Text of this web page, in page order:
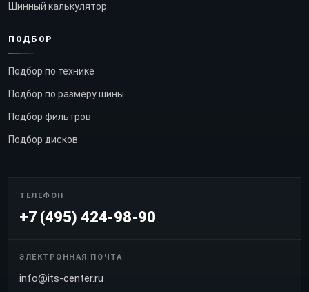
Шинный калькулятор
ПОДБОР
Подбор по технике
Подбор по размеру шины
Подбор фильтров
Подбор дисков
ТЕЛЕФОН
+7 (495) 424-98-90
ЭЛЕКТРОННАЯ ПОЧТА
info@its-center.ru